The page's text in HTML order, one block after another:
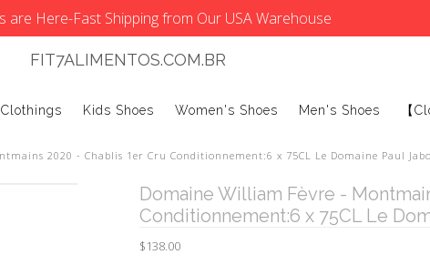
are Here-Fast Shipping from Our USA Warehouse
FIT7ALIMENTOS.COM.BR
Clothings Kids Shoes Women's Shoes Men's Shoes 【
2020 - Chablis 1er Cru Conditionnement:6 x 75CL Le Domaine Paul
Domaine William Fèvre -
Conditionnement:6 x 75CL Le
$138.00